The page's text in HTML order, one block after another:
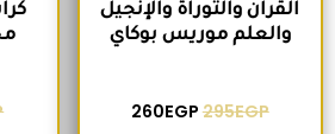
القران والتوراة والإنجيل
والعلم موريس بوكاي
295EGP
260EGP